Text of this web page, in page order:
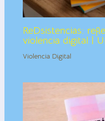
ReDsistencias:
violencia digital |
Violencia Digital